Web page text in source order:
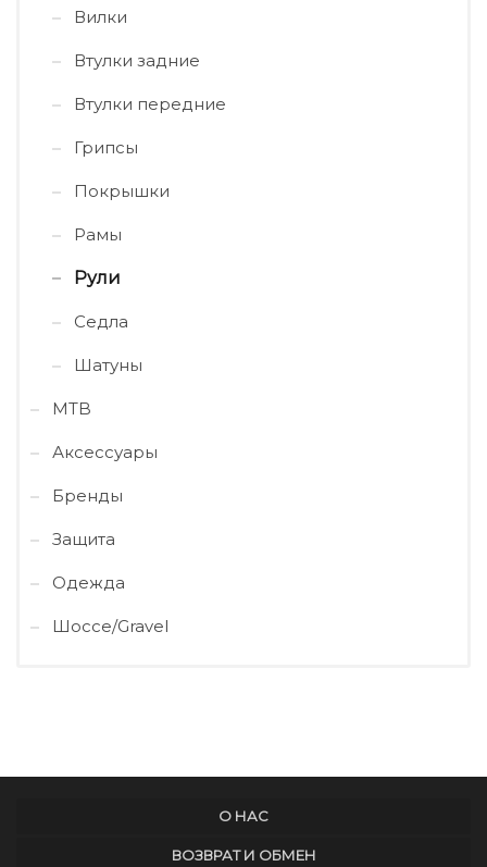
Вилки
Втулки задние
Втулки передние
Грипсы
Покрышки
Рамы
Рули
Седла
Шатуны
MTB
Аксессуары
Бренды
Защита
Одежда
Шоссе/Gravel
О НАС
ВОЗВРАТ И ОБМЕН